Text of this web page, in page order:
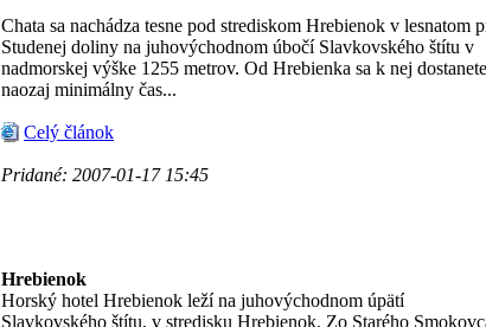
Chata sa nachádza tesne pod strediskom Hrebienok v lesnatom
Studenej doliny na juhovýchodnom úbočí Slavkovského štítu v
nadmorskej výške 1255 metrov. Od Hrebienka sa k nej
naozaj minimálny čas...
Celý článok
Pridané: 2007-01-17 15:45
Hrebienok
Horský hotel Hrebienok leží na juhovýchodnom úpätí
Slavkovského štítu, v stredisku Hrebienok. Zo Starého